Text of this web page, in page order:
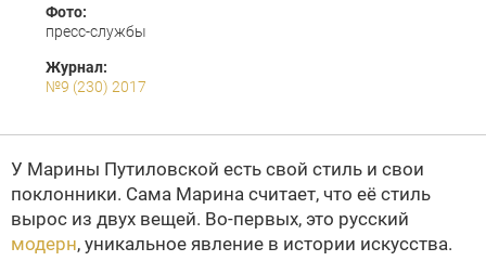
Фото:
пресс-службы
Журнал:
№9 (230) 2017
У Марины Путиловской есть свой стиль и свои
поклонники. Сама Марина считает, что её стиль
вырос из двух вещей. Во-первых, это русский
модерн, уникальное явление в истории искусства.